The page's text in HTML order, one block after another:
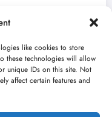
like cookies to store
these technologies will allow
unique IDs on this site. Not
affect certain features and
u